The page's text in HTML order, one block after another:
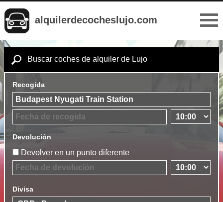
alquilerdecocheslujo.com
Buscar coches de alquiler de Lujo
Recogida
Devolución
Devolver en un punto diferente
Divisa